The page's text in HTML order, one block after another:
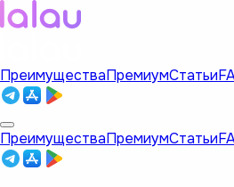
ПреимуществаПремиумСтатьи
ПреимуществаПремиумСтатьи